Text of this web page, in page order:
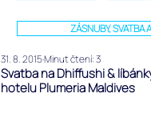
Svatba na Dhiffushi &
hotelu Plumeria Maldives
31. 8. 2015Minut čtení: 3
ZÁSNUBY, SVATBA